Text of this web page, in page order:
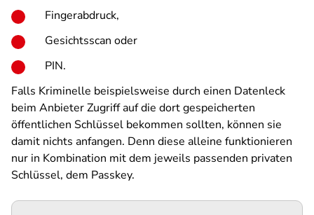
Fingerabdruck,
Gesichtsscan oder
PIN.
Falls Kriminelle beispielsweise durch einen Datenleck
beim Anbieter Zugriff auf die dort gespeicherten
öffentlichen Schlüssel bekommen sollten, können sie
damit nichts anfangen. Denn diese alleine funktionieren
nur in Kombination mit dem jeweils passenden privaten
Schlüssel, dem Passkey.